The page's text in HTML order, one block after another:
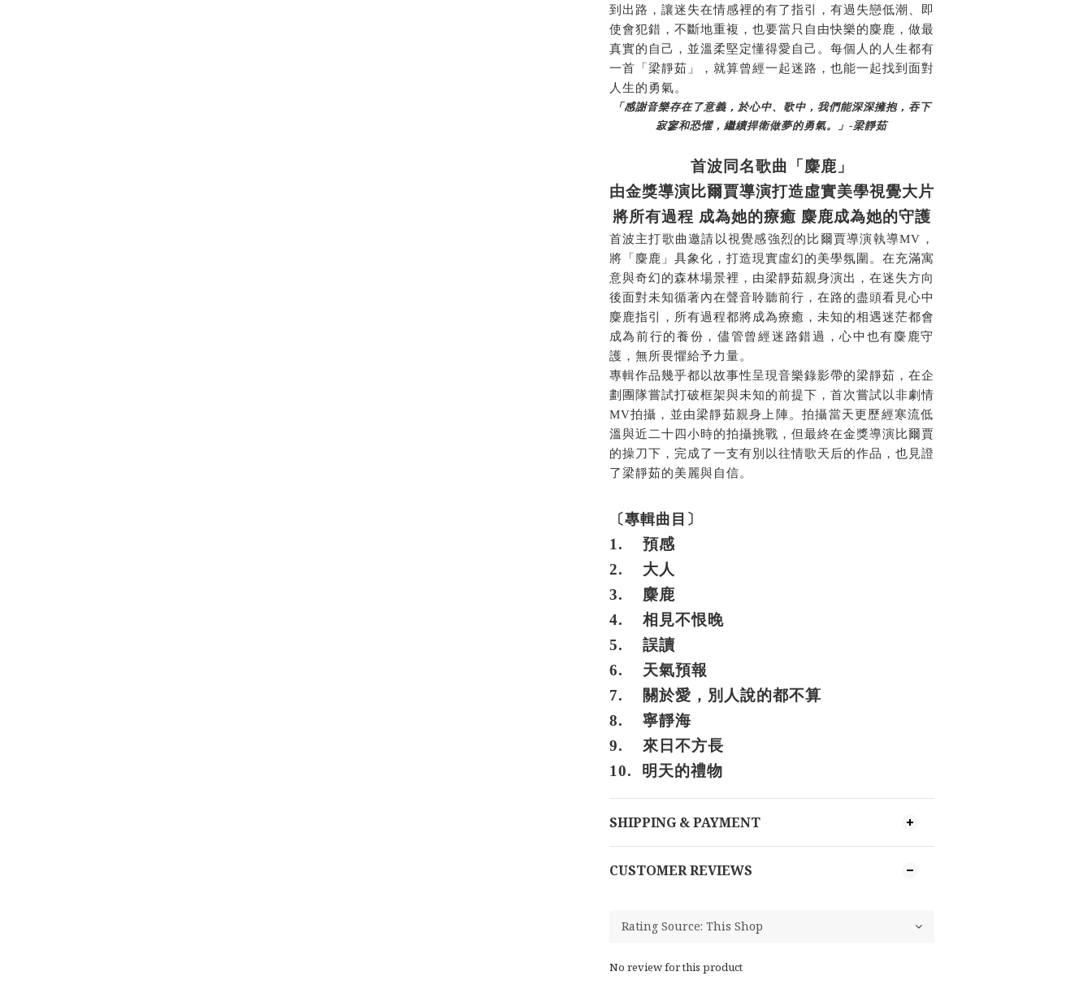
到出路，讓迷失在情感裡的有了指引，有過失戀低潮、即
使會犯錯，不斷地重複，也要當只自由快樂的麋鹿，做最
真實的自己，並溫柔堅定懂得愛自己。每個人的人生都有
一首「梁靜茹」，就算曾經一起迷路，也能一起找到面對
人生的勇氣。
「感謝音樂存在了意義，於心中、歌中，我們能深深擁抱，吞下
寂寥和恐懼，繼續捍衛做夢的勇氣。」 -梁靜茹
首波同名歌曲「麋鹿」
由金獎導演比爾賈導演打造虛實美學視覺大片
將所有過程 成為她的療癒 麋鹿成為她的守護
首波主打歌曲邀請以視覺感強烈的比爾賈導演執導MV ，
將「麋鹿」具象化，打造現實虛幻的美學氛圍。在充滿寓
意與奇幻的森林場景裡，由梁靜茹親身演出，在迷失方向
後面對未知循著內在聲音聆聽前行，在路的盡頭看見心中
麋鹿指引，所有過程都將成為療癒，未知的相遇迷茫都會
成為前行的養份，儘管曾經迷路錯過，心中也有麋鹿守
護，無所畏懼給予力量。
專輯作品幾乎都以故事性呈現音樂錄影帶的梁靜茹，在企
劃團隊嘗試打破框架與未知的前提下，首次嘗試以非劇情
MV拍攝，並由梁靜茹親身上陣。拍攝當天更歷經寒流低
溫與近二十四小時的拍攝挑戰，但最終在金獎導演比爾賈
的操刀下，完成了一支有別以往情歌天后的作品，也見證
了梁靜茹的美麗與自信。
〔專輯曲目〕
1.
預感
2.
大人
3.
麋鹿
4.
相見不恨晚
5.
誤讀
6.
天氣預報
7.
關於愛，別人說的都不算
8.
寧靜海
9.
來日不方長
10.
明天的禮物
SHIPPING & PAYMENT
CUSTOMER REVIEWS
No review for this product